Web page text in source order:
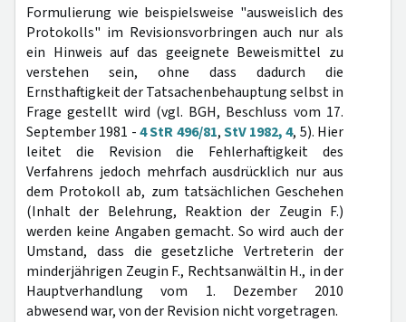
Formulierung wie beispielsweise "ausweislich des
Protokolls" im Revisionsvorbringen auch nur als
ein Hinweis auf das geeignete Beweismittel zu
verstehen sein, ohne dass dadurch die
Ernsthaftigkeit der Tatsachenbehauptung selbst in
Frage gestellt wird (vgl. BGH, Beschluss vom 17.
September 1981 -4 StR 496/81,StV 1982, 4, 5). Hier
leitet die Revision die Fehlerhaftigkeit des
Verfahrens jedoch mehrfach ausdrücklich nur aus
dem Protokoll ab, zum tatsächlichen Geschehen
(Inhalt der Belehrung, Reaktion der Zeugin F.)
werden keine Angaben gemacht. So wird auch der
Umstand, dass die gesetzliche Vertreterin der
minderjährigen Zeugin F., Rechtsanwältin H., in der
Hauptverhandlung vom 1. Dezember 2010
abwesend war, von der Revision nicht vorgetragen.